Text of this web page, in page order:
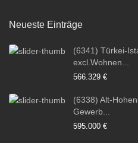
Neueste Einträge
(6341) Türkei-
excl.Wohnen...
566.329 €
(6338) Alt-
Gewerb...
595.000 €